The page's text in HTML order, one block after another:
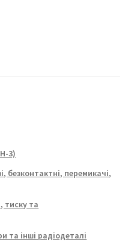
3)
безконтактні, перемикачі,
тиску та
та інші радіодеталі